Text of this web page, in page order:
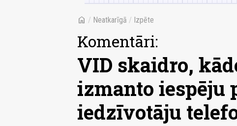
home / Neatkarīgā / Izpēte
Komentāri:
VID skaidro,
izmanto iespēju
iedzīvotāju